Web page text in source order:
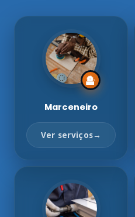
Marceneiro
Ver serviços→